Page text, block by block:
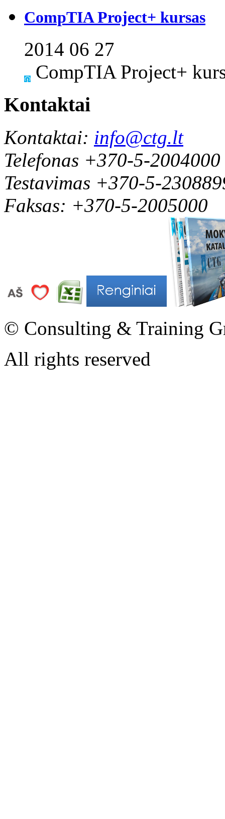
CompTIA Project+ kursas
2014 06 27
CompTIA Project+
Kontaktai
Kontaktai: info@ctg.lt
Telefonas +370-5-2004000
Testavimas +370-5-
Faksas: +370-5-2005000
© Consulting & Training
All rights reserved